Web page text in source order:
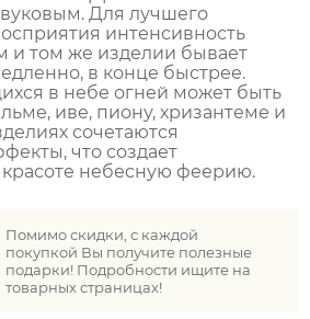
Для лучшего
интенсивность
и том же изделии бывает
в конце быстрее.
в небе огней может быть
иве, пиону, хризантеме и
сочетаются
что создает
небесную феерию.
Помимо скидки, с каждой
покупкой Вы получите полезные
подарки! Подробности ищите на
товарных страницах!